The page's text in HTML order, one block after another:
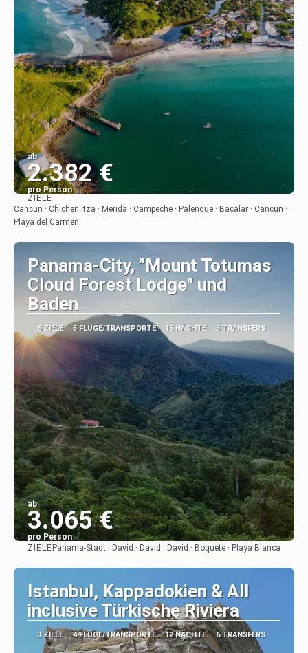
ab
2.382 €
pro Person
Sehen
ZIELE
Cancun · Chichen Itza · Merida · Campeche · Palenque · Bacalar · Cancun ·
Playa del Carmen
Panama-City, "Mount Totumas
Cloud Forest Lodge" und
Baden
6 ZIELE 5 FLÜGE/TRANSPORTE 15 NÄCHTE 5 TRANSFERS
ab
3.065 €
pro Person
ZIELE Panama-Stadt · David · David · David · Boquete · Playa Blanca
Istanbul, Kappadokien & All
inclusive Türkische Riviera
3 ZIELE 4 FLÜGE/TRANSPORTE 12 NÄCHTE 6 TRANSFERS